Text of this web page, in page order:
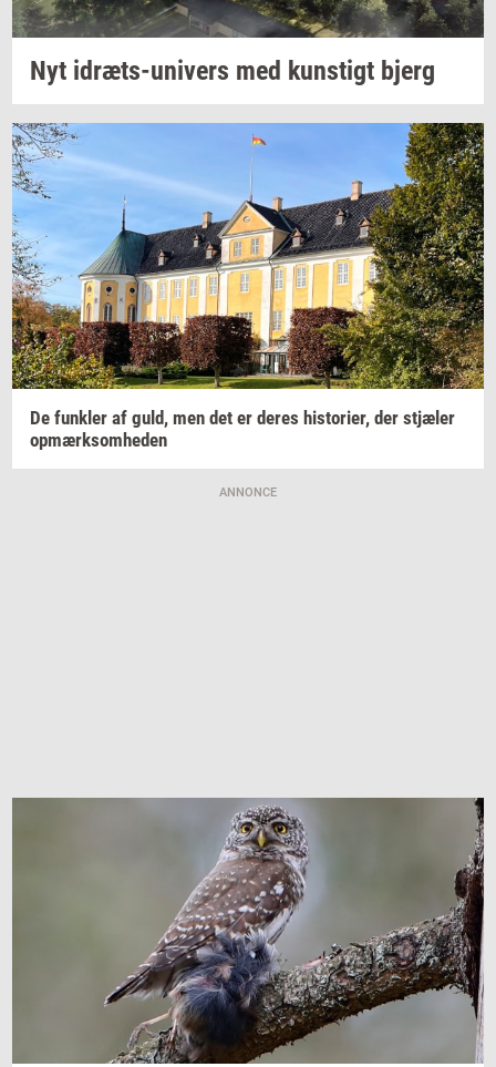
Nyt idræts-​univers med kun­stigt bjerg
De funk­ler af guld, men det er deres hi­sto­ri­er, der stjæ­ler
op­mærk­som­he­den
ANNONCE